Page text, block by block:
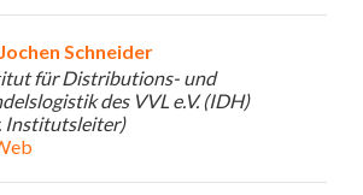
Schneider
für Distributions- und
des VVL e.V. (IDH)
Institutsleiter)